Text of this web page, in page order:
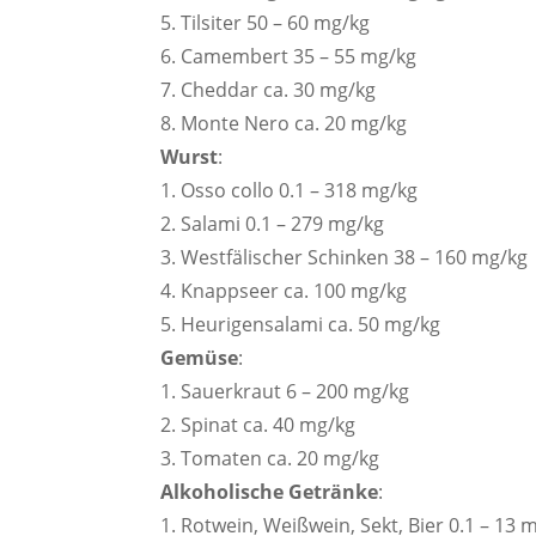
5. Tilsiter 50 – 60 mg/kg
6. Camembert 35 – 55 mg/kg
7. Cheddar ca. 30 mg/kg
8. Monte Nero ca. 20 mg/kg
Wurst:
1. Osso collo 0.1 – 318 mg/kg
2. Salami 0.1 – 279 mg/kg
3. Westfälischer Schinken 38 – 160 mg/kg
4. Knappseer ca. 100 mg/kg
5. Heurigensalami ca. 50 mg/kg
Gemüse:
1. Sauerkraut 6 – 200 mg/kg
2. Spinat ca. 40 mg/kg
3. Tomaten ca. 20 mg/kg
Alkoholische Getränke:
1. Rotwein, Weißwein, Sekt, Bier 0.1 – 13